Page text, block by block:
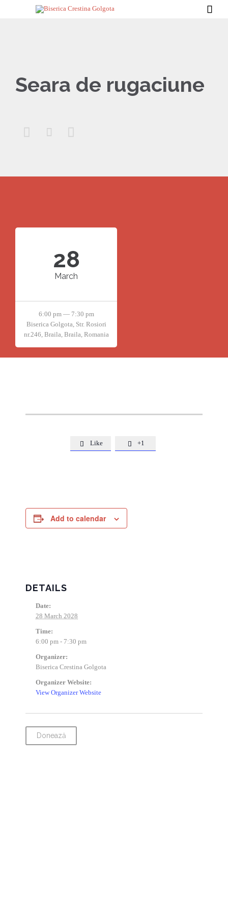

Seara de rugaciune
  
28
March
6:00 pm — 7:30 pm
Biserica Golgota, Str. Rosiori
nr.246, Braila, Braila, Romania
 Like  +1
Add to calendar
DETAILS
Date:
28 March 2028
Time:
6:00 pm - 7:30 pm
Organizer:
Biserica Crestina Golgota
Organizer Website:
View Organizer Website
Donează